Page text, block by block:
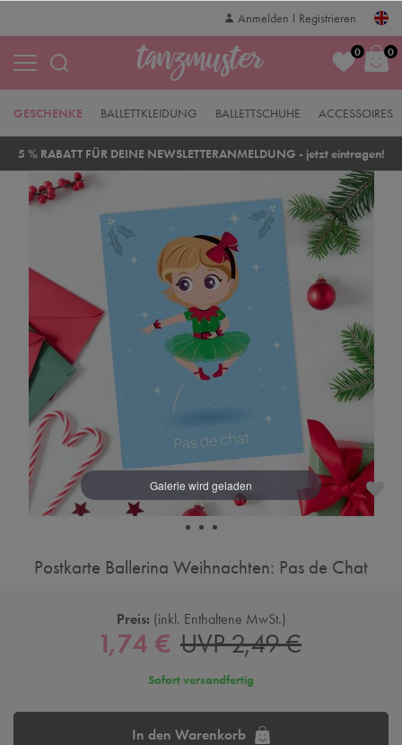
Anmelden Registrieren
0 0
BALLETTKLEIDUNG BALLETTSCHUHE ACCESSOIRES
GESCHENKE
5 % RABATT FÜR DEINE NEWSLETTERANMELDUNG - jetzt eintragen!
Postkarte Ballerina Weihnachten: Pas de Chat
Preis: inkl. Enthaltene MwSt.
UVP 2,49 €
1,74 €
Sofort versandfertig
In den Warenkorb